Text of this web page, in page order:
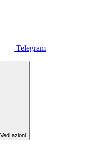
Telegram
Vedi azioni